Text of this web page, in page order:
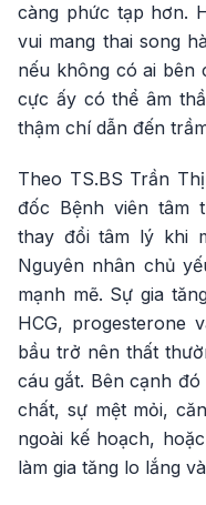
càng phức tạp hơn.
vui mang thai song
nếu không có ai bên
cực ấy có thể âm
thậm chí dẫn đến
Theo TS.BS Trần
đốc Bệnh viên tâm
thay đổi tâm lý khi
Nguyên nhân chủ
mạnh mẽ. Sự gia
HCG, progesterone
bầu trở nên thất
cáu gắt. Bên cạnh
chất, sự mệt mỏi,
ngoài kế hoạch,
làm gia tăng lo lắng